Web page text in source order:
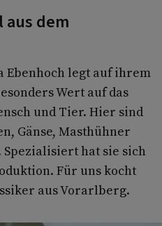
aus dem
legt auf ihrem
Wert auf das
und Tier. Hier sind
Gänse, Masthühner
hat sie sich
Für uns kocht
aus Vorarlberg.